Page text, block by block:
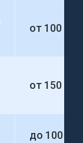
от 100
от 150
до 100